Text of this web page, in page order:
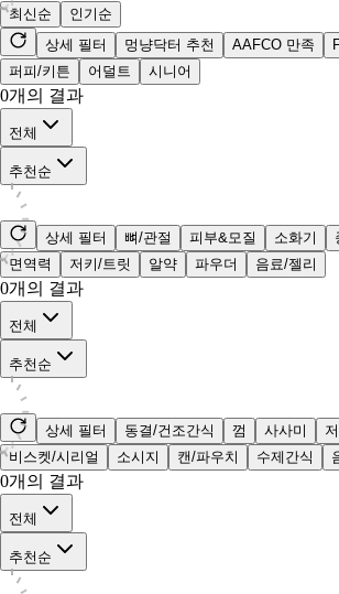
최신순
인기순
상세 필터
멍냥닥터 추천 AAFCO 만족
퍼피/키튼
어덜트 시니어
0개의 결과
전체
추천순
상세 필터 뼈/관절 피부&모질 소화기
면역력
저키/트릿 알약 파우더 음료/젤리
0개의 결과
전체
추천순
상세 필터 동결/건조간식 껌 사사미
비스켓/시리얼
소시지 캔/파우치 수제간식
0개의 결과
전체
추천순